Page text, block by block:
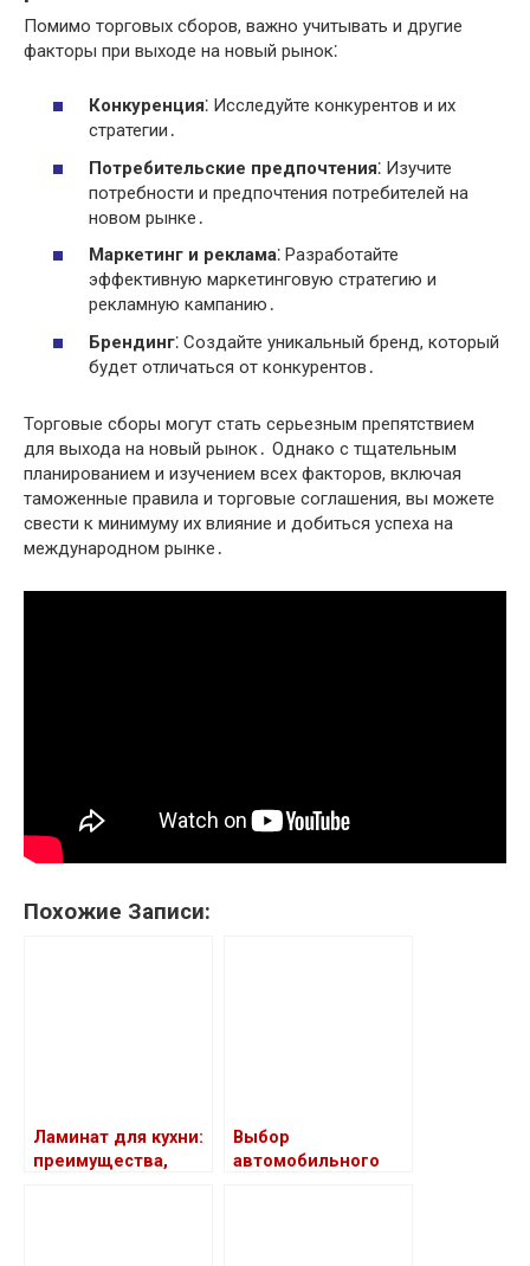
Помимо торговых сборов, важно учитывать и другие
факторы при выходе на новый рынок⁚
Конкуренция⁚ Исследуйте конкурентов и их
стратегии․
Потребительские предпочтения⁚ Изучите
потребности и предпочтения потребителей на
новом рынке․
Маркетинг и реклама⁚ Разработайте
эффективную маркетинговую стратегию и
рекламную кампанию․
Брендинг⁚ Создайте уникальный бренд, который
будет отличаться от конкурентов․
Торговые сборы могут стать серьезным препятствием
для выхода на новый рынок․ Однако с тщательным
планированием и изучением всех факторов, включая
таможенные правила и торговые соглашения, вы можете
свести к минимуму их влияние и добиться успеха на
международном рынке․
Похожие Записи:
Ламинат для кухни:
преимущества,
Выбор
автомобильного